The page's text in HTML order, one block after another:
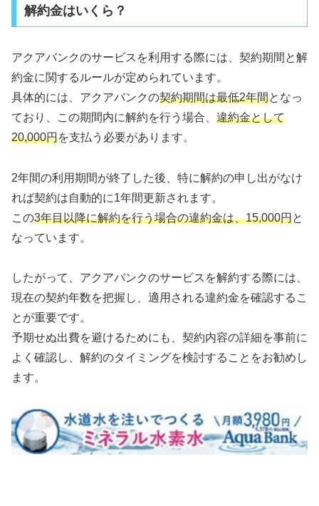
解約金はいくら？
アクアバンクのサービスを利用する際には、契約期間と解
約金に関するルールが定められています。
具体的には、アクアバンクの契約期間は最低2年間となっ
ており、この期間内に解約を行う場合、 違約金として
20,000円を支払う必要があります。
2年間の利用期間が終了した後、特に解約の申し出がなけ
れば契約は自動的に1年間更新されます。
この3年目以降に解約を行う場合の違約金は、15,000円と
なっています。
したがって、アクアバンクのサービスを解約する際には、
現在の契約年数を把握し、適用される違約金を確認するこ
とが重要です。
予期せぬ出費を避けるためにも、契約内容の詳細を事前に
よく確認し、解約のタイミングを検討することをお勧めし
ます。